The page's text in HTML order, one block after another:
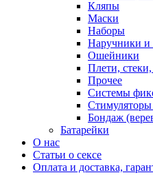
Кляпы
Маски
Наборы
Наручники и
Ошейники
Плети,
Прочее
Системы
Стимуляторы
Бондаж
Батарейки
О нас
Статьи о сексе
Оплата и доставка,